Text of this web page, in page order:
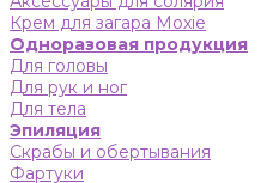
Крем для загара Moxie
Одноразовая продукция
Для головы
Для рук и ног
Для тела
Эпиляция
Скрабы и обертывания
Фартуки